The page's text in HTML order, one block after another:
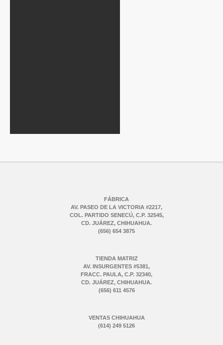
FÁBRICA
AV. PASEO DE LA VICTORIA #2217,
COL. PARTIDO SENECÚ, C.P. 32545,
CD. JUÁREZ, CHIHUAHUA.
(656) 654 3875
TIENDA MATRIZ
AV. INSURGENTES #5381,
FRACC. PAULA, C.P. 32340,
CD. JUÁREZ, CHIHUAHUA.
(656) 611 4576
VENTAS CHIHUAHUA
(614) 249 5126